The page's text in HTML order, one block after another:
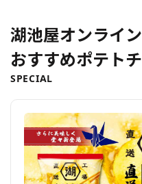
湖池屋オンライ
おすすめポテト
SPECIAL